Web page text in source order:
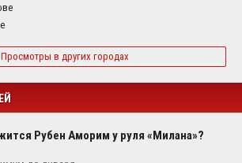
Просмотры в других городах
Рубен Аморим у руля «Милана»?